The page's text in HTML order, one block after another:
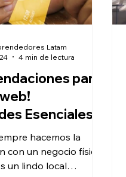
para
Esenciales
hacemos la
con un negocio físico
un lindo local
Latam
4 min de lectura